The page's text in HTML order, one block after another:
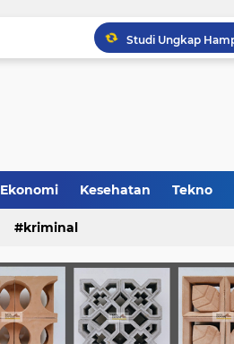
Ekonomi Kesehatan Tekno
kriminal